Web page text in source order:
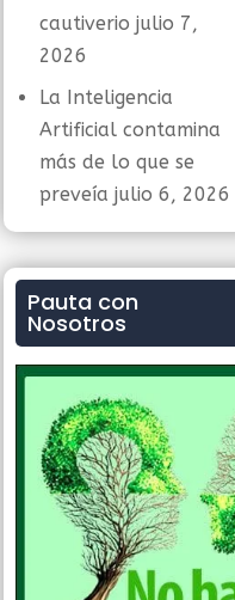
cautiverio julio 7,
2026
La Inteligencia
Artificial contamina
más de lo que se
preveía julio 6, 2026
Pauta con
Nosotros